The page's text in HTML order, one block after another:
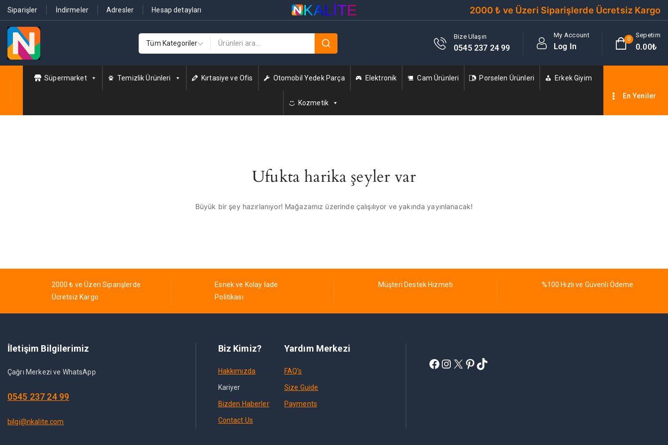
Siparişler İndirmeler Adresler Hesap detayları KALITE 2000 ₺ ve Üzeri Siparişlerde Ücretsiz Kargo
Bize Ulaşın
0545 237 24 99
My Account
Log In
0
Sepetim
0.00₺
Süpermarket Temizlik Ürünleri Kırtasiye ve Ofis Otomobil Yedek Parça Elektronik Cam Ürünleri Porselen Ürünleri Erkek Giyim
Kozmetik
En Yeniler
Ufukta harika şeyler var
Büyük bir şey hazırlanıyor! Mağazamız üzerinde çalışılıyor ve yakında yayınlanacak!
2000 ₺ ve Üzeri Siparişlerde
Ücretsiz Kargo
Esnek ve Kolay İade
Politikası
Müşteri Destek Hizmeti %100 Hızlı ve Güvenli Ödeme
İletişim Bilgilerimiz
Çağrı Merkezi ve WhatsApp
0545 237 24 99
bilgi@nkalite.com
Biz Kimiz?
Hakkımızda
Kariyer
Bizden Haberler
Contact Us
Yardım Merkezi
FAQ's
Size Guide
Payments